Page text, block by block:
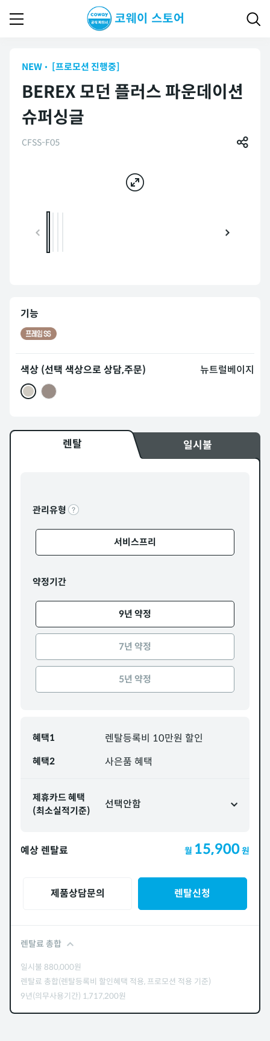
NEW [프로모션 진행중]
BEREX 모던 플러스 파운데이션
슈퍼싱글
CFSS-F05
기능
색상 (선택 색상으로 상담,주문) 뉴트럴베이지
렌탈 일시불
관리유형
서비스프리
약정기간
9년 약정
7년 약정
5년 약정
혜택1 렌탈등록비 10만원 할인
혜택2 사은품 혜택
제휴카드 혜택
(최소실적기준)
선택안함
예상 렌탈료 월 15,900원
제품상담문의 렌탈신청
렌탈료 총합
일시불880,000원
렌탈료 총합(렌탈등록비 할인혜택 적용, 프로모션 적용 기준)
9년(의무사용기간) 1,717,200원